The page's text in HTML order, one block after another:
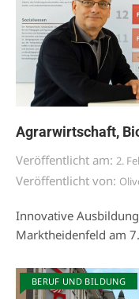
Agrarwirtschaft,
Veröffentlicht am: 2.
Veröffentlicht von:
Innovative
Marktheidenfeld am
BERUF UND BILDUNG